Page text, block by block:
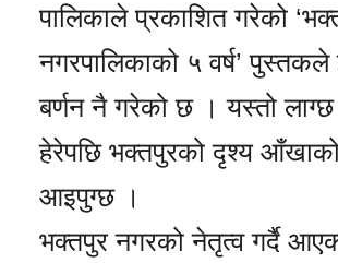
पालिकाले प्रकाशित गरेको
नगरपालिकाको ५ वर्ष’
बर्णन नै गरेको छ । यस्तो
हेरेपछि भक्तपुरको दृश्य आँखाको
आइपुग्छ ।
भक्तपुर नगरको नेतृत्व गर्दै